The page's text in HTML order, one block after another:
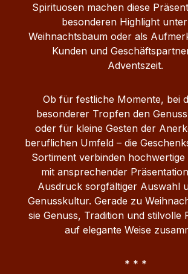
Spirituosen machen diese
besonderen Highlight
Weihnachtsbaum oder als
Kunden und
Adventszeit.
Ob für festliche Momente, bei
besonderer Tropfen den
oder für kleine Gesten der
beruflichen Umfeld – die
Sortiment verbinden hochwertige
mit ansprechender
Ausdruck sorgfältiger Auswahl
Genusskultur. Gerade zu
sie Genuss, Tradition und stilvolle
auf elegante Weise
* * *